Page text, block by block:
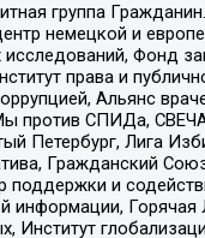
группа
немецкой и
исследований, Фонд
права и
Альянс
против СПИДа,
Петербург, Лига
Гражданский
поддержки и
информации, Горячая
Институт